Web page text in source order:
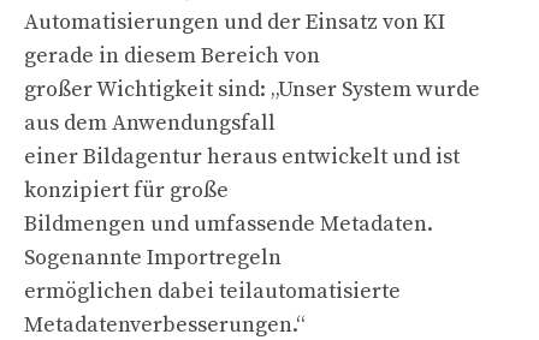
Automatisierungen und der Einsatz von KI
gerade in diesem Bereich von
großer Wichtigkeit sind: „Unser System wurde
aus dem Anwendungsfall
einer Bildagentur heraus entwickelt und ist
konzipiert für große
Bildmengen und umfassende Metadaten.
Sogenannte Importregeln
ermöglichen dabei teilautomatisierte
Metadatenverbesserungen.“